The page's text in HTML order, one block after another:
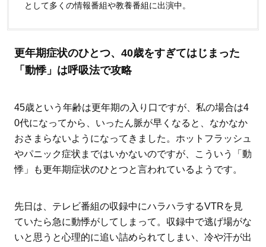
として多くの情報番組や教養番組に出演中。
更年期症状のひとつ、40歳をすぎてはじまった
「動悸」は呼吸法で攻略
45歳という年齢は更年期の入り口ですが、私の場合は4
0代になってから、いったん脈が早くなると、なかなか
おさまらないようになってきました。ホットフラッシュ
やパニック症状まではいかないのですが、こういう「動
悸」も更年期症状のひとつと言われているようです。
先日は、テレビ番組の収録中にハラハラするVTRを見
ていたら急に動悸がしてしまって。収録中で逃げ場がな
いと思うと心理的に追い詰められてしまい、冷や汗が出